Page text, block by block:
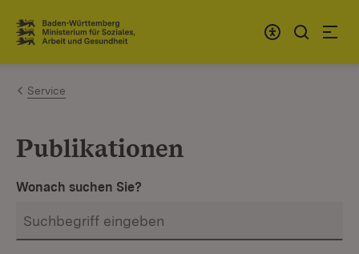
Zum Inhalt springen
Link zur Startseite
Service
Publikationen
Wonach suchen Sie?